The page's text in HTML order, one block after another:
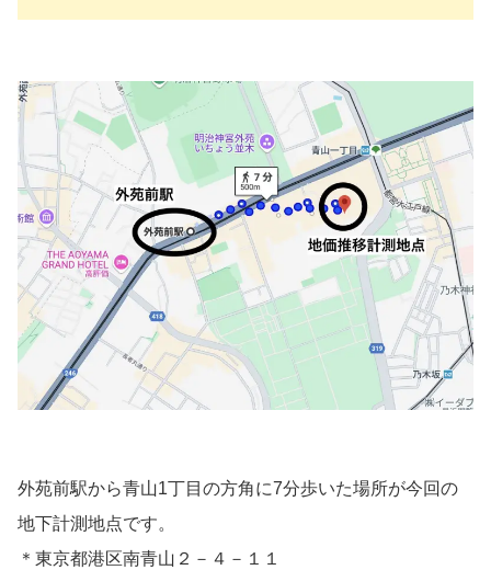
外苑前駅から青山1丁目の方角に7分歩いた場所が今回の
地下計測地点です。
＊東京都港区南青山２－４－１１